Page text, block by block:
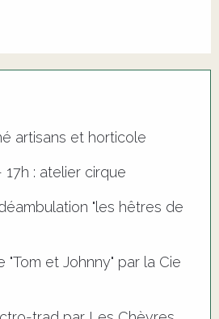
artisans et horticole
17h : atelier cirque
"les hêtres de
"Tom et Johnny" par la Cie